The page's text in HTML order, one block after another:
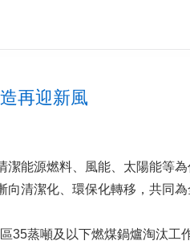
再迎新風
能源燃料、風能、太陽能等
清潔化、環保化轉移，共同為
35蒸噸及以下燃煤鍋爐淘汰工